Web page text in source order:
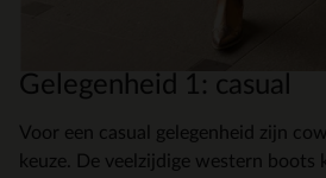
Gelegenheid 1: casual
Voor een casual gelegenheid zijn
keuze. De veelzijdige western boots